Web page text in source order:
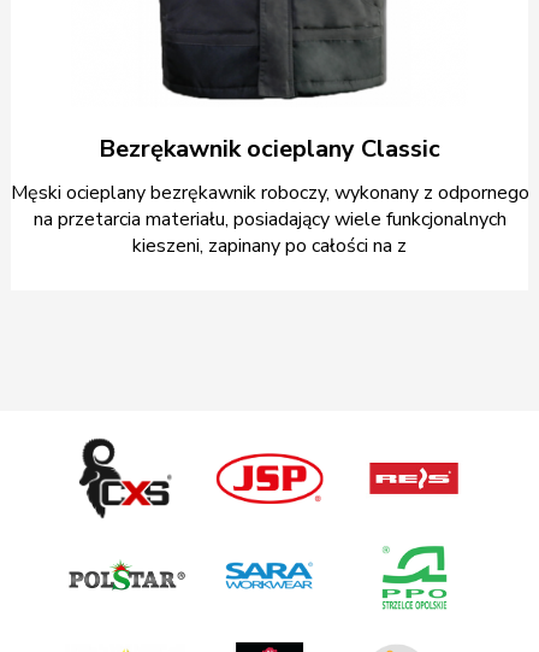
Bezrękawnik ocieplany Classic
Męski ocieplany bezrękawnik roboczy, wykonany z odpornego
na przetarcia materiału, posiadający wiele funkcjonalnych
kieszeni, zapinany po całości na z